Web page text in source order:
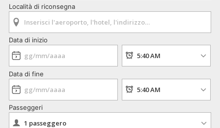
Località di riconsegna
Data di inizio
Data di fine
Passeggeri